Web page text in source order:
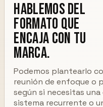
Hablemos del
formato que
encaja con tu
marca.
Podemos plantearlo
reunión de enfoque o
según si necesitas
sistema recurrente o